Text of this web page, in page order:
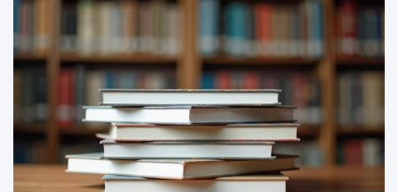
!h
u
ż
o
n
i